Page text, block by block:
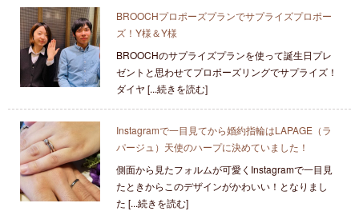
BROOCHプロポーズプランでサプライズプロポー
ズ！Y様＆Y様
BROOCHのサプライズプランを使って誕生日プレ
ゼントと思わせてプロポーズリングでサプライズ！
ダイヤ [...続きを読む]
Instagramで一目見てから婚約指輪はLAPAGE（ラ
パージュ）天使のハープに決めていました！
側面から見たフォルムが可愛くInstagramで一目見
たときからこのデザインがかわいい！となりまし
た [...続きを読む]